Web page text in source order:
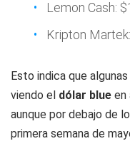
Lemon Cash:
Kripton
Esto indica que algunas
viendo el dólar blue en
aunque por debajo de
primera semana de